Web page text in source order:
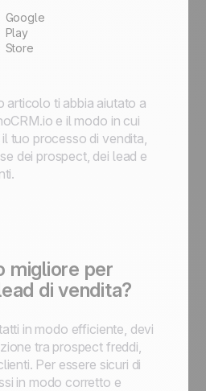
Google
Play
Store
articolo ti abbia aiutato a
e il modo in cui
tuo processo di vendita,
dei prospect, dei lead e
migliore per
di vendita?
in modo efficiente, devi
tra prospect freddi,
Per essere sicuri di
in modo corretto e